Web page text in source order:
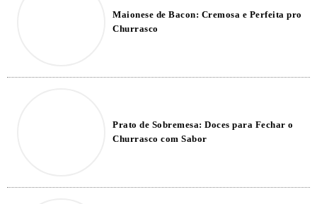
Maionese de Bacon: Cremosa e Perfeita pro
Churrasco
Prato de Sobremesa: Doces para Fechar o
Churrasco com Sabor